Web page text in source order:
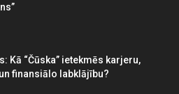
Kā “Čūska” ietekmēs karjeru,
finansiālo labklājību?